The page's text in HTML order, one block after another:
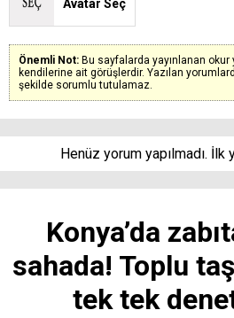
Avatar Seç
Önemli Not: Bu sayfalarda yayınlanan okur
kendilerine ait görüşlerdir. Yazılan
şekilde sorumlu tutulamaz.
Henüz yorum yapılmadı. İlk
Konya’da
sahada! Toplu
tek tek